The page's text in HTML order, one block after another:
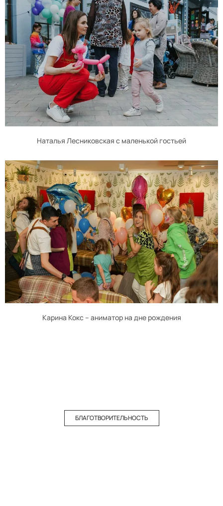
Наталья Лесниковская с маленькой гостьей
Карина Кокс – аниматор на дне рождения
БЛАГОТВОРИТЕЛЬНОСТЬ